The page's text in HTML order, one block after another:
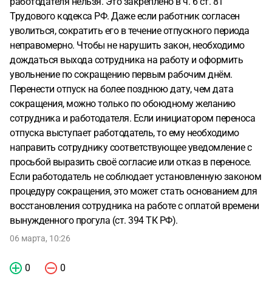
Трудового кодекса РФ. Даже если работник согласен
уволиться, сократить его в течение отпускного периода
неправомерно. Чтобы не нарушить закон, необходимо
дождаться выхода сотрудника на работу и оформить
увольнение по сокращению первым рабочим днём.
Перенести отпуск на более позднюю дату, чем дата
сокращения, можно только по обоюдному желанию
сотрудника и работодателя. Если инициатором переноса
отпуска выступает работодатель, то ему необходимо
направить сотруднику соответствующее уведомление с
просьбой выразить своё согласие или отказ в переносе.
Если работодатель не соблюдает установленную законом
процедуру сокращения, это может стать основанием для
восстановления сотрудника на работе с оплатой времени
вынужденного прогула (ст. 394 ТК РФ).
06 марта, 10:26
0 0